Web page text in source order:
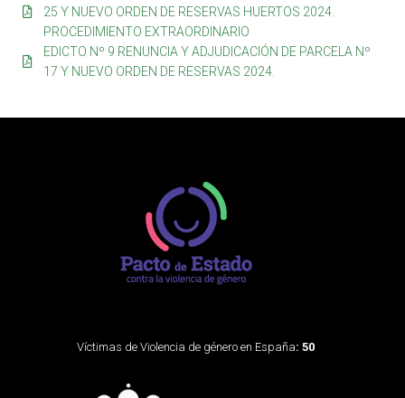
25 Y NUEVO ORDEN DE RESERVAS HUERTOS 2024.
PROCEDIMIENTO EXTRAORDINARIO
EDICTO Nº 9 RENUNCIA Y ADJUDICACIÓN DE PARCELA Nº
17 Y NUEVO ORDEN DE RESERVAS 2024.
Víctimas de Violencia de género en España: 50